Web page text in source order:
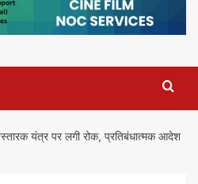
यंत्र पर लगी रोक, प्रतिबंधात्मक आदेश